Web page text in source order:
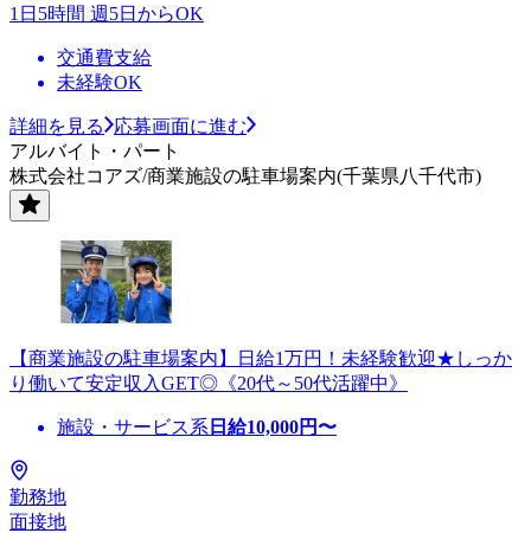
1日5時間 週5日からOK
交通費支給
未経験OK
詳細を見る
応募画面に進む
アルバイト・パート
株式会社コアズ/商業施設の駐車場案内(千葉県八千代市)
【商業施設の駐車場案内】日給1万円！未経験歓迎★しっか
り働いて安定収入GET◎《20代～50代活躍中》
施設・サービス系 日給10,000円〜
勤務地
面接地